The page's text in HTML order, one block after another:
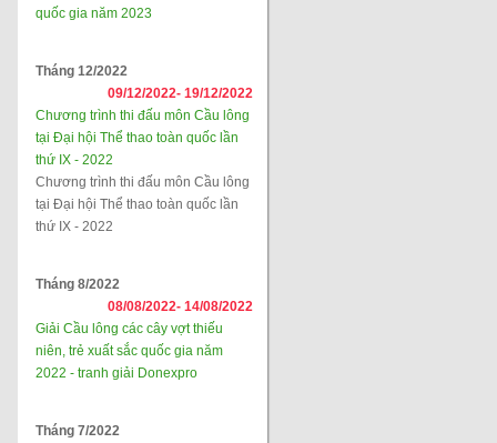
quốc gia năm 2023
Tháng 12/2022
09/12/2022- 19/12/2022
Chương trình thi đấu môn Cầu lông
tại Đại hội Thể thao toàn quốc lần
thứ IX - 2022
Chương trình thi đấu môn Cầu lông
tại Đại hội Thể thao toàn quốc lần
thứ IX - 2022
Tháng 8/2022
08/08/2022- 14/08/2022
Giải Cầu lông các cây vợt thiếu
niên, trẻ xuất sắc quốc gia năm
2022 - tranh giải Donexpro
Tháng 7/2022